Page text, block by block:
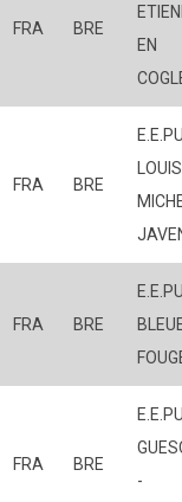
FRA BRE
EN
FRA BRE
FRA BRE
FRA BRE
-